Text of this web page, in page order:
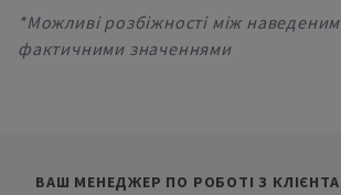
*Можливі розбіжності між
фактичними значеннями
ВАШ МЕНЕДЖЕР ПО РОБОТІ З